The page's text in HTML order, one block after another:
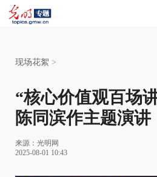
现场花絮 >
“核心价值观百场
陈同滨作主题演讲
来源： 光明网
2025-08-01 10:43